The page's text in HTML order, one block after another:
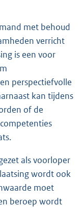
met behoud
verricht
is een voor
perspectiefvolle
kan tijdens
of de
als voorloper
wordt ook
moet
beroep wordt